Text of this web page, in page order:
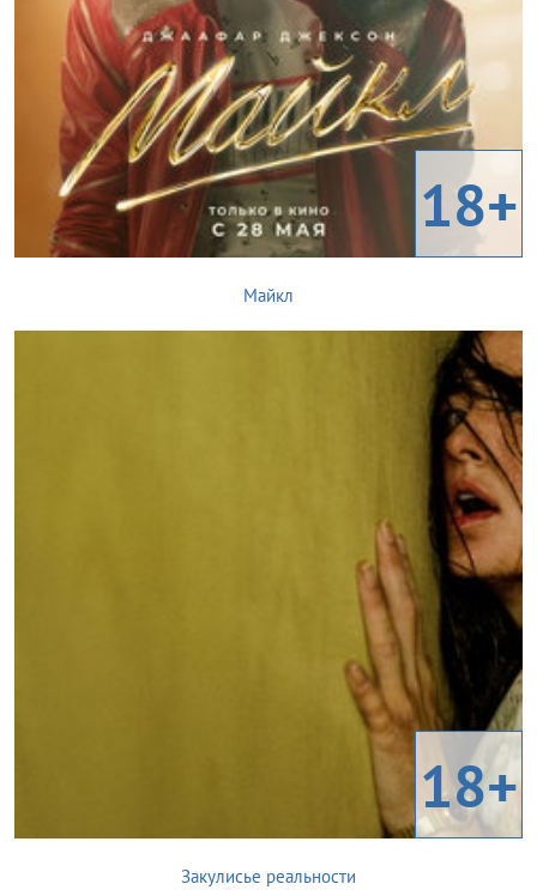
18+
Майкл
18+
Закулисье реальности